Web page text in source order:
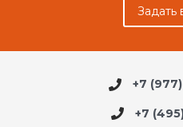
Задать
+7
+7